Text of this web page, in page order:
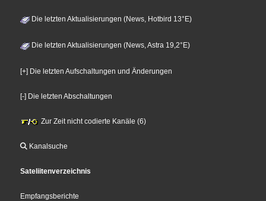
Die letzten Aktualisierungen (News, Hotbird 13°E)
Die letzten Aktualisierungen (News, Astra 19,2°E)
[+] Die letzten Aufschaltungen und Änderungen
[-] Die letzten Abschaltungen
Zur Zeit nicht codierte Kanäle (6)
Kanalsuche
Sateliitenverzeichnis
Empfangsberichte